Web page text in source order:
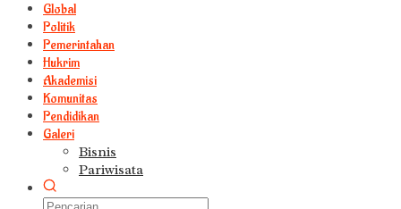
Global
Politik
Pemerintahan
Hukrim
Akademisi
Komunitas
Pendidikan
Galeri
Bisnis
Pariwisata